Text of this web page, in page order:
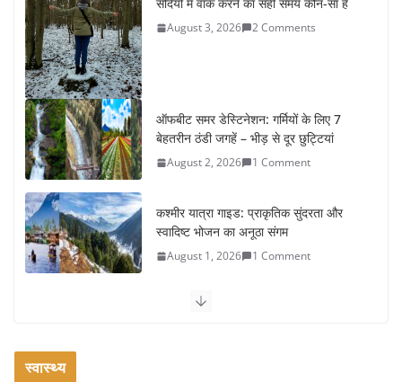
सर्दियों में वॉक करने का सही समय कौन-सा है
August 3, 2026 2 Comments
ऑफबीट समर डेस्टिनेशन: गर्मियों के लिए 7
बेहतरीन ठंडी जगहें – भीड़ से दूर छुट्टियां
August 2, 2026 1 Comment
कश्मीर यात्रा गाइड: प्राकृतिक सुंदरता और
स्वादिष्ट भोजन का अनूठा संगम
August 1, 2026 1 Comment
वजन घटाने के लिए 8 बेहतरीन वॉकिंग
स्वास्थ्य